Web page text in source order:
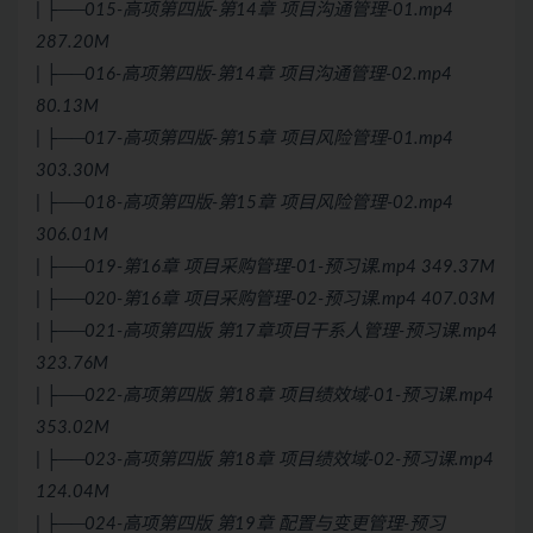
| ├──015-高项第四版-第14章 项目沟通管理-01.mp4
287.20M
| ├──016-高项第四版-第14章 项目沟通管理-02.mp4
80.13M
| ├──017-高项第四版-第15章 项目风险管理-01.mp4
303.30M
| ├──018-高项第四版-第15章 项目风险管理-02.mp4
306.01M
| ├──019-第16章 项目采购管理-01-预习课.mp4 349.37M
| ├──020-第16章 项目采购管理-02-预习课.mp4 407.03M
| ├──021-高项第四版 第17章项目干系人管理-预习课.mp4
323.76M
| ├──022-高项第四版 第18章 项目绩效域-01-预习课.mp4
353.02M
| ├──023-高项第四版 第18章 项目绩效域-02-预习课.mp4
124.04M
| ├──024-高项第四版 第19章 配置与变更管理-预习